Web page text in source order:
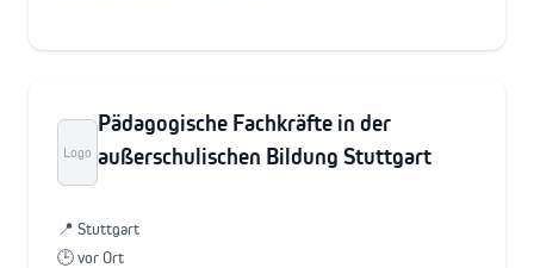
Logo
Pädagogische Fachkräfte in der
außerschulischen Bildung Stuttgart
📍 Stuttgart
🕒 vor Ort